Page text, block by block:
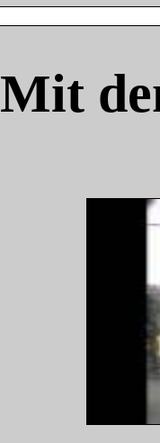
Mit